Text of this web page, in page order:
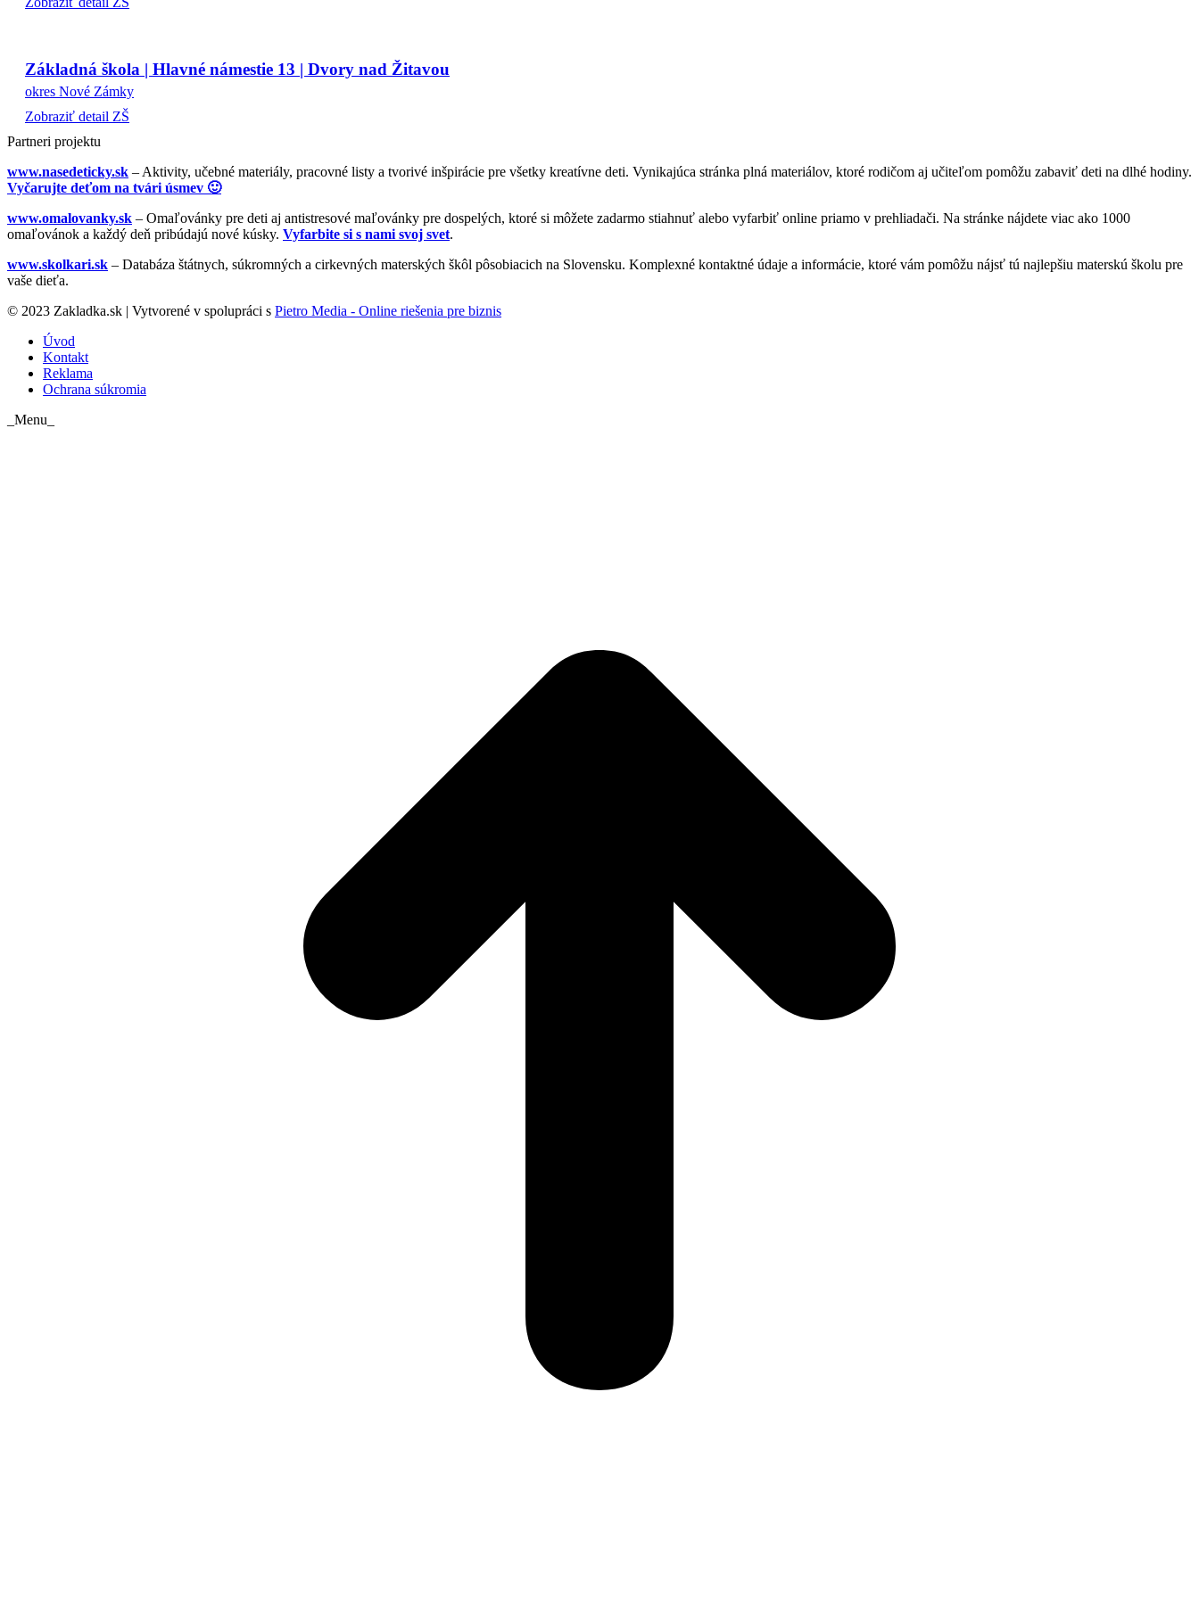
Základná škola | Hlavné námestie 13 | Dvory nad Žitavou
okres Nové Zámky
Zobraziť detail ZŠ
Partneri projektu
www.nasedeticky.sk – Aktivity, učebné materiály, pracovné listy a tvorivé inšpirácie pre všetky kreatívne deti. Vynikajúca stránka plná materiálov, ktoré rodičom aj učiteľom pomôžu zabaviť deti na dlhé hodiny.
Vyčarujte deťom na tvári úsmev 🙂
www.omalovanky.sk – Omaľovánky pre deti aj antistresové maľovánky pre dospelých, ktoré si môžete zadarmo stiahnuť alebo vyfarbiť online priamo v prehliadači. Na stránke nájdete viac ako 1000
omaľovánok a každý deň pribúdajú nové kúsky. Vyfarbite si s nami svoj svet.
www.skolkari.sk – Databáza štátnych, súkromných a cirkevných materských škôl pôsobiacich na Slovensku. Komplexné kontaktné údaje a informácie, ktoré vám pomôžu nájsť tú najlepšiu materskú školu pre
vaše dieťa.
© 2023 Zakladka.sk | Vytvorené v spolupráci s Pietro Media - Online riešenia pre biznis
Úvod
Kontakt
Reklama
Ochrana súkromia
_Menu_